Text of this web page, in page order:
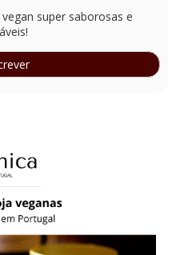
super saborosas e